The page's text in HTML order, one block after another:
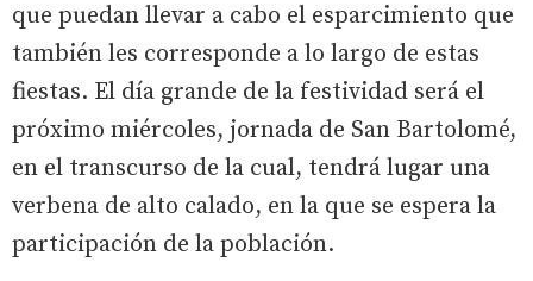
que puedan llevar a cabo el esparcimiento que
también les corresponde a lo largo de estas
fiestas. El día grande de la festividad será el
próximo miércoles, jornada de San Bartolomé,
en el transcurso de la cual, tendrá lugar una
verbena de alto calado, en la que se espera la
participación de la población.